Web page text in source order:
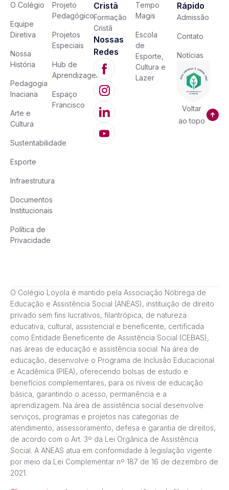
O Colégio
Equipe
Diretiva
Nossa
História
Pedagogia
Inaciana
Arte e
Cultura
Sustentabilidade
Esporte
Infraestrutura
Documentos
Institucionais
Política de
Privacidade
Projeto
Pedagógico
Projetos
Especiais
Hub de
Aprendizagem
Espaço
Francisco
Cristã
Formação
Cristã
Nossas
Redes
Tempo
Magis
Escola
de
Esporte,
Cultura e
Lazer
Rápido
Admissão
Contato
Notícias
Voltar
ao topo
O Colégio Loyola é mantido pela Associação Nóbrega de
Educação e Assistência Social (ANEAS), instituição de direito
privado sem fins lucrativos, filantrópica, de natureza
educativa, cultural, assistencial e beneficente, certificada
como Entidade Beneficente de Assistência Social (CEBAS),
nas áreas de educação e assistência social. Na área de
educação, desenvolve o Programa de Inclusão Educacional
e Acadêmica (PIEA), oferecendo bolsas de estudo e
benefícios complementares, para os níveis de educação
básica, garantindo o acesso, permanência e a
aprendizagem. Na área de assistência social desenvolve
serviços, programas e projetos nas categorias de
atendimento, assessoramento, defesa e garantia de direitos,
de acordo com o Art. 3º da Lei Orgânica de Assistência
Social. A ANEAS atua em conformidade à legislação vigente
por meio da Lei Complementar nº 187 de 16 de dezembro de
2021.